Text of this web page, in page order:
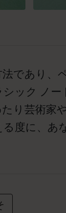
であり、
ック ノ
り芸術家
度に、あ